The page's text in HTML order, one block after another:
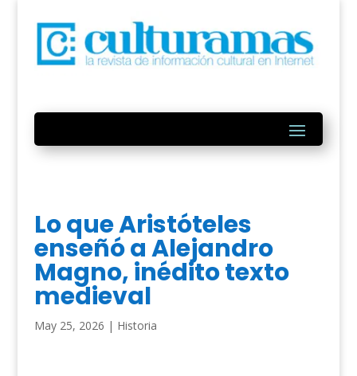
Lo que Aristóteles
enseñó a Alejandro
Magno, inédito texto
medieval
May 25, 2026 | Historia